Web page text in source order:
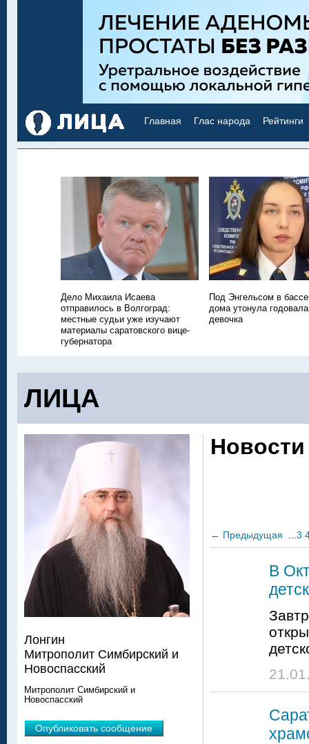
Главная Глас народа Рейтинги
Дело Михаила Исаева
отправилось в Волгоград:
местные судьи уже изучают
материалы саратовского вице-
губернатора
Под Энгельсом в
дома утонула
девочка
ЛИЦА
Новости
← Предыдущая 3
В
Лонгин
Митрополит Симбирский и
Новоспасский
Митрополит Симбирский и
Новоспасский
Опубликовать сообщение